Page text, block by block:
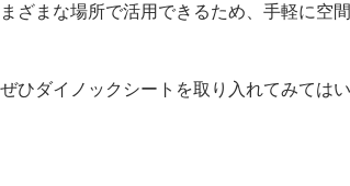
ざまな場所で活用できるため、手軽に空
ひダイノックシートを取り入れてみてはい